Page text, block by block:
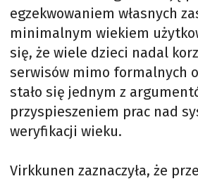
egzekwowaniem własnych
minimalnym wiekiem
się, że wiele dzieci nadal
serwisów mimo formalnych
stało się jednym z
przyspieszeniem prac nad
weryfikacji wieku.
Virkkunen zaznaczyła, że